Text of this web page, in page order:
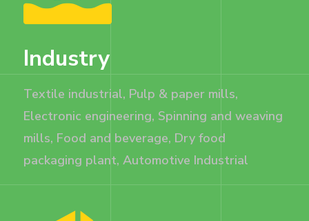
Industry
Textile industrial, Pulp & paper mills,
Electronic engineering, Spinning and weaving
mills, Food and beverage, Dry food
packaging plant, Automotive Industrial